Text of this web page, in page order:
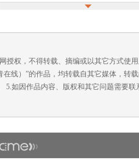
授权，不得转载、摘编或以其它方式使
线）”的作品，均转载自其它媒体，转
5.如因作品内容、版权和其它问题需要联